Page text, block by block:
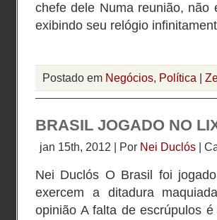
chefe dele Numa reunião, não
exibindo seu relógio
Postado em Negócios, Política |
BRASIL JOGADO NO
jan 15th, 2012 | Por Nei Duclós |
Nei Duclós O Brasil foi
exercem a ditadura
opinião A falta de escrúpulos